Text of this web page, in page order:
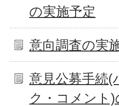
の実施予定
意向調査の実
意見公募手続(
ク・コメント)